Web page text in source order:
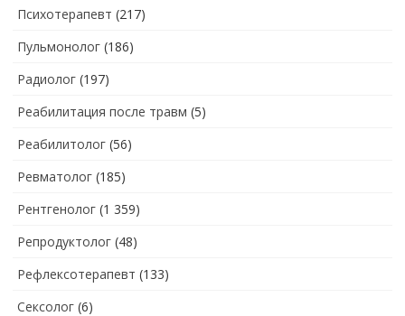
Психотерапевт (217)
Пульмонолог (186)
Радиолог (197)
Реабилитация после травм (5)
Реабилитолог (56)
Ревматолог (185)
Рентгенолог (1 359)
Репродуктолог (48)
Рефлексотерапевт (133)
Сексолог (6)